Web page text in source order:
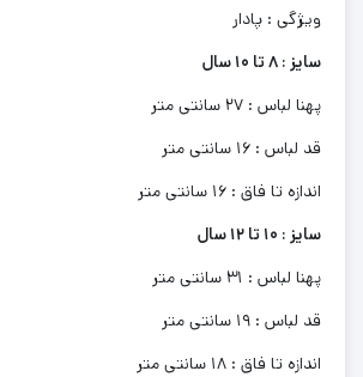
ویژگی : پادار
سایز : 8 تا 10 سال
پهنا لباس : 27 سانتی متر
قد لباس : 16 سانتی متر
اندازه تا فاق : 16 سانتی متر
سایز : 10 تا 12 سال
پهنا لباس : 31 سانتی متر
قد لباس : 19 سانتی متر
اندازه تا فاق : 18 سانتی متر